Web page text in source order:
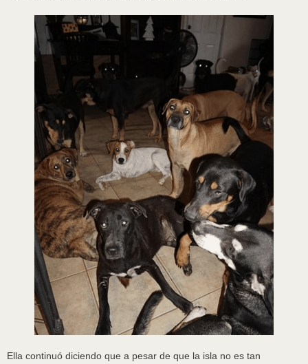
Ella continuó diciendo que a pesar de que la isla no es tan